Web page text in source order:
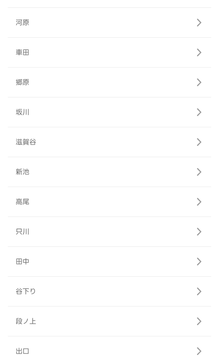
河原
車田
郷原
坂川
滋賀谷
新池
高尾
只川
田中
谷下り
段ノ上
出口